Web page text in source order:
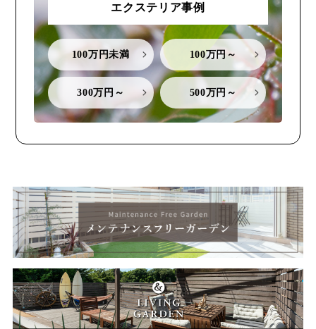
エクステリア事例
100万円未満 100万円～
300万円～ 500万円～